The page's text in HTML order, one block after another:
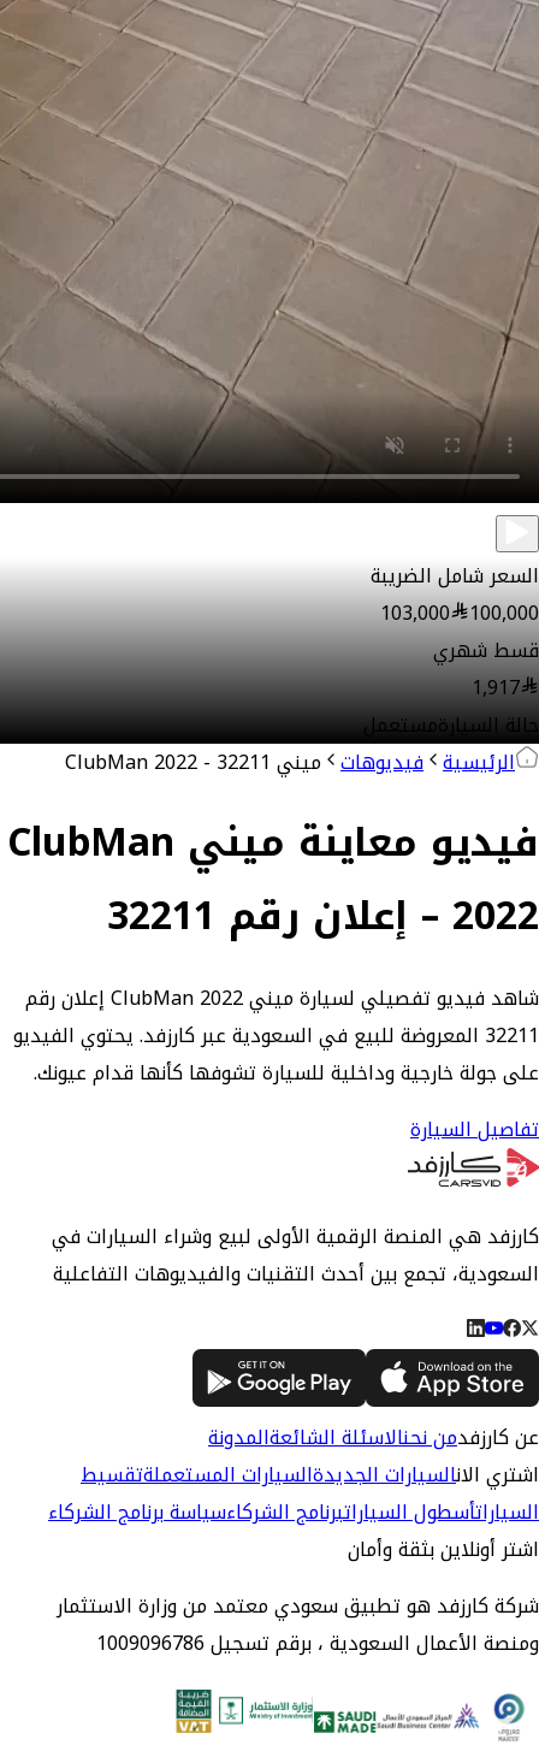
السعر شامل الضريبة
100,000
103,000
قسط شهري
1,917
حالة السيارةمستعمل
الرئيسية فيديوهات ميني ClubMan 2022 - 32211
فيديو معاينة ميني ClubMan
2022 – إعلان رقم 32211
شاهد فيديو تفصيلي لسيارة ميني ClubMan 2022 إعلان رقم
32211 المعروضة للبيع في السعودية عبر كارزفد. يحتوي الفيديو
على جولة خارجية وداخلية للسيارة تشوفها كأنها قدام عيونك.
تفاصيل السيارة
كارزفد هي المنصة الرقمية الأولى لبيع وشراء السيارات في
السعودية، تجمع بين أحدث التقنيات والفيديوهات التفاعلية
عن كارزفدمن نحنالاسئلة الشائعةالمدونة
اشتري الانالسيارات الجديدةالسيارات المستعملةتقسيط
السياراتأسطول السياراتبرنامج الشركاءسياسة برنامج الشركاء
اشتر أونلاين بثقة وأمان
شركة كارزفد هو تطبيق سعودي معتمد من وزارة الاستثمار
ومنصة الأعمال السعودية ، برقم تسجيل 1009096786